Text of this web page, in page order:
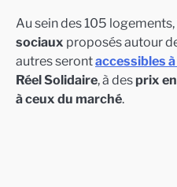
Au sein des 105
sociaux proposés autour
autres serontaccessibles
Réel Solidaire, à des prix
à ceux du marché.